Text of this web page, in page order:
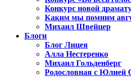
Конкурс новой
Каким мы помним
Михаил Швейцер
Блоги
Блог Лицея
Алла Нестеренко
Михаил Гольденберг
Родословная с Юлией